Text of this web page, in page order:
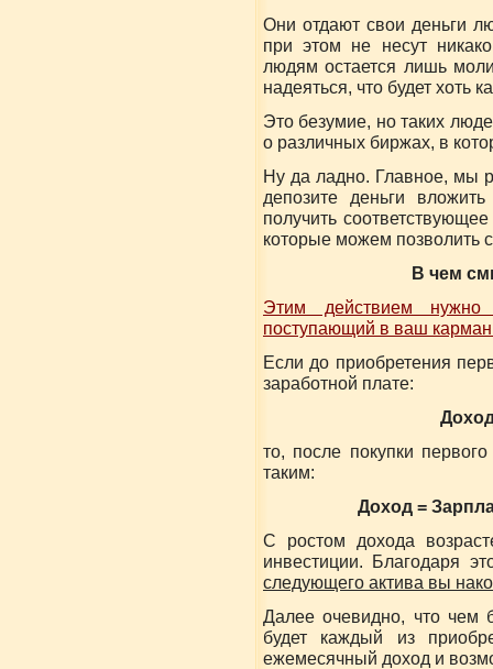
Они отдают свои деньги
при этом не несут
людям остается лишь
надеяться, что будет хоть
Это безумие, но таких
о различных биржах, в
Ну да ладно. Главное, мы
депозите деньги
получить
которые можем позволить
В чем
Этим действием нужно
поступающий в ваш
Если до приобретения
заработной плате:
то, после покупки
таким:
Доход =
С ростом дохода
инвестиции. Благодаря
следующего актива вы
Далее очевидно, что чем
будет каждый из
ежемесячный доход и